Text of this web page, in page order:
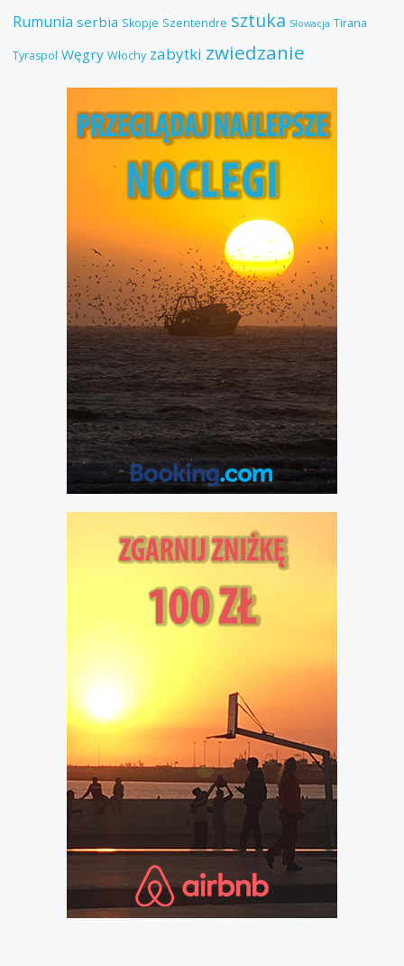
Rumunia serbia Skopje Szentendre sztuka Słowacja Tirana
Tyraspol Węgry Włochy zabytki zwiedzanie